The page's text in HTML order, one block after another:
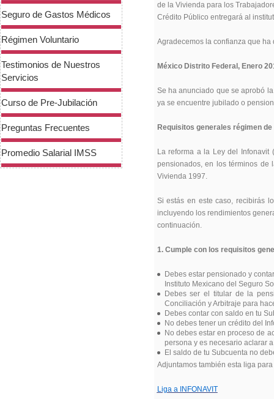
Seguro de Gastos Médicos
Régimen Voluntario
Testimonios de Nuestros
Servicios
Curso de Pre-Jubilación
Preguntas Frecuentes
Promedio Salarial IMSS
de la Vivienda para los
Crédito Público entregará al
Agradecemos la confianza que
México Distrito Federal, Enero
Se ha anunciado que se aprobó
ya se encuentre jubilado o
Requisitos generales régimen
La reforma a la Ley del
pensionados, en los términos
Vivienda 1997.
Si estás en este caso, recibirás
incluyendo los rendimientos
continuación.
1. Cumple con los requisitos
Debes estar pensionado y
Instituto Mexicano del Seguro
Debes ser el titular de la
Conciliación y Arbitraje para
Debes contar con saldo en tu
No debes tener un crédito del
No debes estar en proceso de
persona y es necesario aclarar
El saldo de tu Subcuenta no
Adjuntamos también esta liga
Liga a INFONAVIT